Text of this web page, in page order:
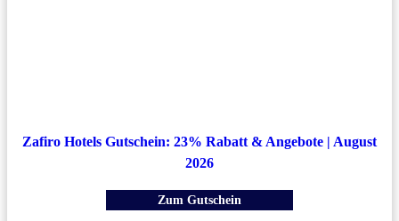
Zafiro Hotels Gutschein: 23% Rabatt & Angebote | August
2026
Zum Gutschein